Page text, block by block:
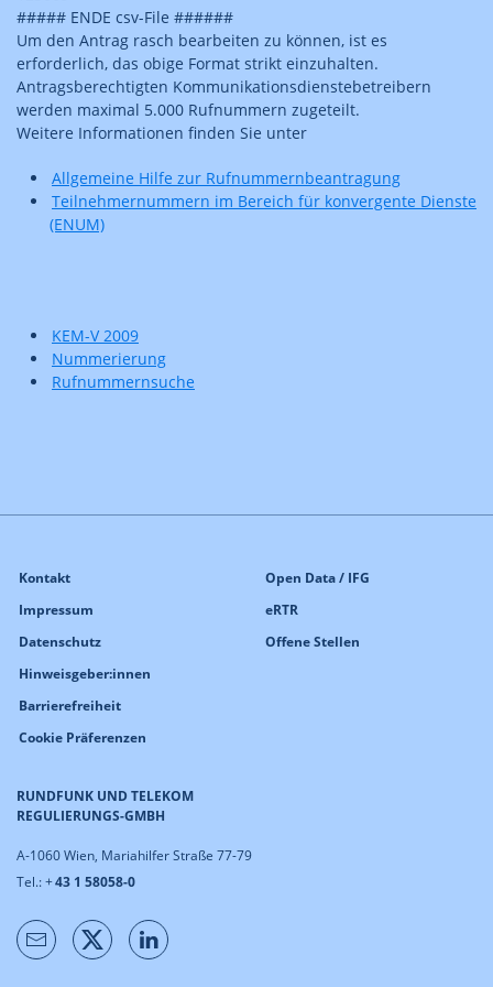
##### ENDE csv-File ######
Um den Antrag rasch bearbeiten zu können, ist es
erforderlich, das obige Format strikt einzuhalten.
Antragsberechtigten Kommunikationsdienstebetreibern
werden maximal 5.000 Rufnummern zugeteilt.
Weitere Informationen finden Sie unter
Allgemeine Hilfe zur Rufnummernbeantragung
Teilnehmernummern im Bereich für konvergente Dienste
(ENUM)
KEM-V 2009
Nummerierung
Rufnummernsuche
RUNDFUNK UND TELEKOM
REGULIERUNGS-GMBH
A-1060 Wien, Mariahilfer Straße 77-79
Tel.: +43 1 58058-0
Kontakt
Impressum
Datenschutz
Hinweisgeber:innen
Barrierefreiheit
Cookie Präferenzen
Open Data / IFG
eRTR
Offene Stellen